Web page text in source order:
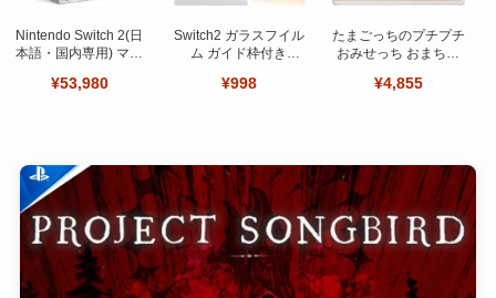
Nintendo Switch 2(日
本語・国内専用) マリ
ット
¥53,980
Switch2 ガラスフイル
ム ガイド枠付き
ット 日本旭硝子製-高
¥998
たまごっちのプチプチ
おみせっち おまちど
¥4,855